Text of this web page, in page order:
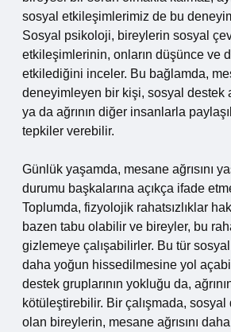
sosyal etkileşimlerimiz de bu
Sosyal psikoloji, bireylerin sosyal
etkileşimlerinin, onların düşünce ve
etkilediğini inceler. Bu bağlamda,
deneyimleyen bir kişi, sosyal destek
ya da ağrının diğer insanlarla
tepkiler verebilir.
Günlük yaşamda, mesane ağrısını
durumu başkalarına açıkça ifade
Toplumda, fizyolojik rahatsızlıklar
bazen tabu olabilir ve bireyler, bu
gizlemeye çalışabilirler. Bu tür sosyal
daha yoğun hissedilmesine yol
destek gruplarının yokluğu da, ağrının
kötüleştirebilir. Bir çalışmada,
olan bireylerin, mesane ağrısını